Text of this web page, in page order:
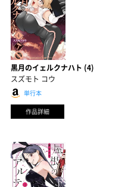
黒月のイェルクナハト (4)
スズモト コウ
単行本
作品詳細